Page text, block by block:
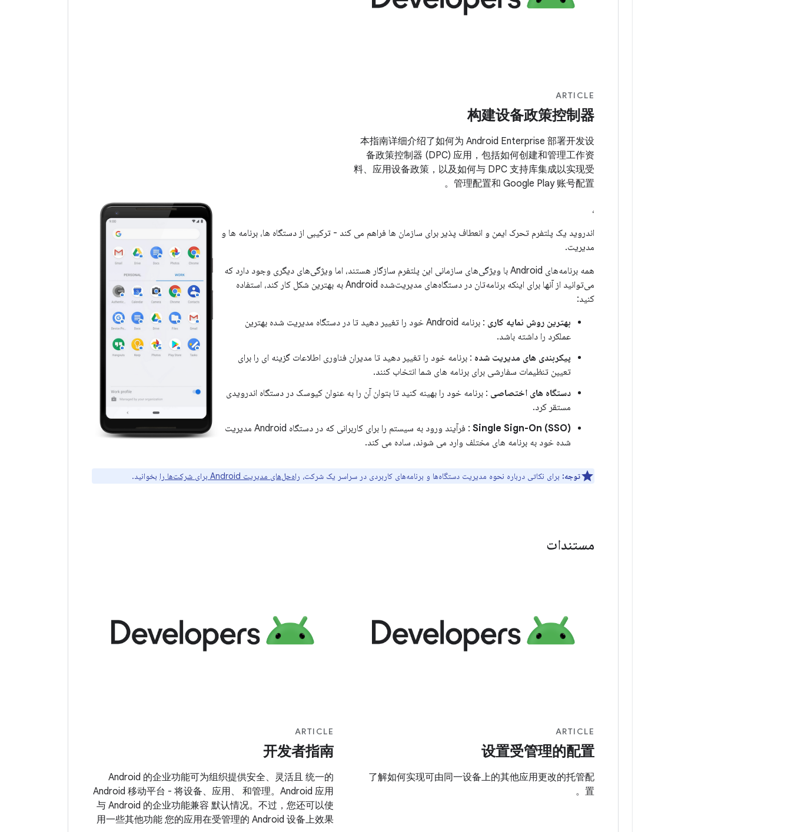
ARTICLE
构建设备政策控制器
本指南详细介绍了如何为 Android Enterprise 部署开发设
备政策控制器 (DPC) 应用，包括如何创建和管理工作资
料、应用设备政策，以及如何与 DPC 支持库集成以实现受
管理配置和 Google Play 账号配置。
،
اندروید یک پلتفرم تحرک ایمن و انعطاف پذیر برای سازمان ها فراهم می کند - ترکیبی از دستگاه ها، برنامه ها و
مدیریت.
همه برنامه‌های Android با ویژگی‌های سازمانی این پلتفرم سازگار هستند، اما ویژگی‌های دیگری وجود دارد که
می‌توانید از آنها برای اینکه برنامه‌تان در دستگاه‌های مدیریت‌شده Android به بهترین شکل کار کند، استفاده
کنید:
بهترین روش نمایه کاری
: برنامه Android خود را تغییر دهید تا در دستگاه مدیریت شده بهترین
عملکرد را داشته باشد.
پیکربندی های مدیریت شده : برنامه خود را تغییر دهید تا مدیران فناوری اطلاعات گزینه ای را برای
تعیین تنظیمات سفارشی برای برنامه های شما انتخاب کنند.
دستگاه های اختصاصی : برنامه خود را بهینه کنید تا بتوان آن را به عنوان کیوسک در دستگاه اندرویدی
مستقر کرد.
Single Sign-On (SSO)
: فرآیند ورود به سیستم را برای کاربرانی که در دستگاه Android مدیریت
شده خود به برنامه های مختلف وارد می شوند، ساده می کند.
توجه: برای نکاتی درباره نحوه مدیریت دستگاه‌ها و برنامه‌های کاربردی در سراسر یک شرکت، راه‌حل‌های مدیریت Android برای شرکت‌ها را بخوانید.
مستندات
ARTICLE
设置受管理的配置
了解如何实现可由同一设备上的其他应用更改的托管配
置。
ARTICLE
开发者指南
Android 的企业功能可为组织提供安全、灵活且 统一的
Android 移动平台 - 将设备、应用、 和管理。Android 应用
与 Android 的企业功能兼容 默认情况。不过，您还可以使
用一些其他功能 您的应用在受管理的 Android 设备上效果